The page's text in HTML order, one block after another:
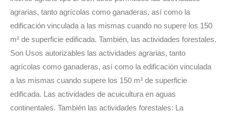
agrarias, tanto agrícolas como ganaderas, así como la
edificación vinculada a las mismas cuando no supere los 150
m² de superficie edificada. También, las actividades forestales.
Son Usos autorizables las actividades agrarias, tanto
agrícolas como ganaderas, así como la edificación vinculada
a las mismas cuando supere los 150 m² de superficie
edificada. Las actividades de acuicultura en aguas
continentales. También las actividades forestales: La